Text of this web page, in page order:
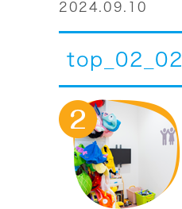
2024.09.10
top_02_02